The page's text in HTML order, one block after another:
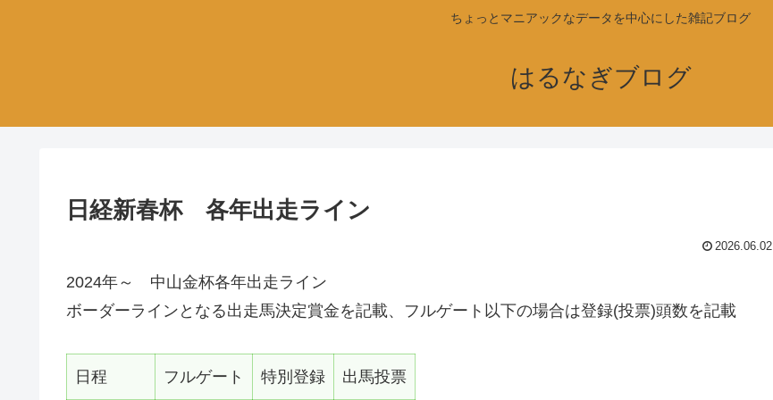
ちょっとマニアックなデータを中心にした雑記ブログ
はるなぎブログ
日経新春杯 各年出走ライン
2026.06.02
2024年～ 中山金杯各年出走ライン
ボーダーラインとなる出走馬決定賞金を記載、フルゲート以下の場合は登録(投票)頭数を記載
日程 フルゲート 特別登録 出馬投票